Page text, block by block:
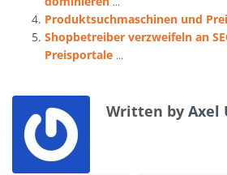
Produktsuchmaschinen und
Shopbetreiber verzweifeln an
Preisportale ...
Written by Axel